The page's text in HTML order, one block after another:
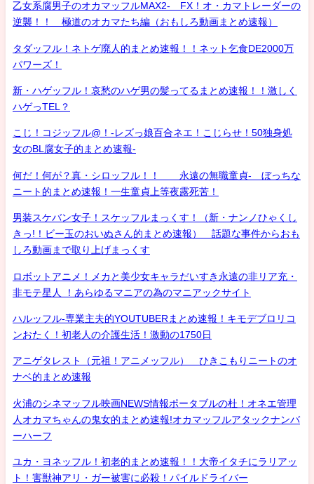
乙女系腐男子のオカマッフルMAX2- FX！オ・カマトレーダーの
逆襲！！ 極道のオカマたち編（おもしろ動画まとめ速報）
タダッフル！ネトゲ廃人的まとめ速報！！ネット乞食DE2000万
パワーズ！
新・ハゲッフル！哀愁のハゲ男の髪ってるまとめ速報！！激しく
ハゲっTEL？
こじ！コジッフル@！-レズっ娘百合ネエ！こじらせ！50独身処
女のBL腐女子的まとめ速報-
何だ！何が？真・シロッフル！！ 永遠の無職童貞- ぼっちな
ニート的まとめ速報！一生童貞上等夜露死苦！
男装スケバン女子！スケッフルまっくす！（新・ナンノひゃくし
きっ!！ビー玉のおいぬさん的まとめ速報） 話題な事件からおも
しろ動画まで取り上げまっくす
ロボットアニメ！メカと美少女キャラだいすき永遠の非リア充・
非モテ星人 ！あらゆるマニアの為のマニアックサイト
ハルッフル-専業主夫的YOUTUBERまとめ速報！キモデブロリコ
ンおたく！初老人の介護生活！激動の1750日
アニゲタレスト（元祖！アニメッフル） ひきこもりニートのオ
ナベ的まとめ速報
火浦のシネマッフル映画NEWS情報ポータブルの杜！オネエ管理
人オカマちゃんの鬼女的まとめ速報!オカマッフルアタックナンバ
ーハーフ
ユカ・ヨネッフル！初老的まとめ速報！！大帝イタチにラリアッ
ト！害獣神アリ・ガー被害に必殺！パイルドライバー